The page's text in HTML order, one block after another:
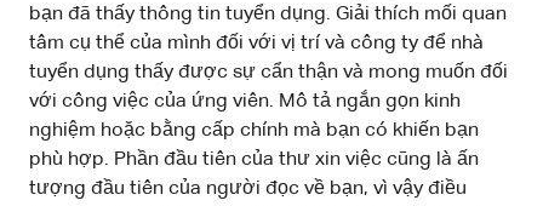
bạn đã thấy thông tin tuyển dụng. Giải thích mối quan
tâm cụ thể của mình đối với vị trí và công ty để nhà
tuyển dụng thấy được sự cẩn thận và mong muốn đối
với công việc của ứng viên. Mô tả ngắn gọn kinh
nghiệm hoặc bằng cấp chính mà bạn có khiến bạn
phù hợp. Phần đầu tiên của thư xin việc cũng là ấn
tượng đầu tiên của người đọc về bạn, vì vậy điều